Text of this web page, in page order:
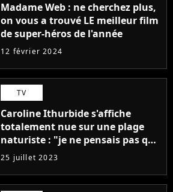
Madame Web : ne cherchez plus,
on vous a trouvé LE meilleur film
de super-héros de l'année
12 février 2024
TV
Caroline Ithurbide s'affiche
totalement nue sur une plage
naturiste : "je ne pensais pas que
j'arriverais à le faire..."
25 juillet 2023